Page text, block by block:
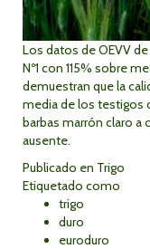
Los datos de OEVV
Nº1 con 115% sobre
demuestran que la
media de los testigos
barbas marrón claro a
ausente.
Publicado en Trigo
Etiquetado como
trigo
duro
euroduro